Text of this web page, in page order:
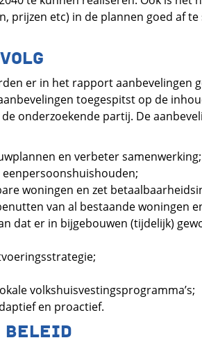
prijzen etc) in de plannen goed af
er in het rapport aanbevelingen
toegespitst op de
onderzoekende partij. De
en verbeter samenwerking;
woningen en zet
van al bestaande woningen
dat er in bijgebouwen (tijdelijk)
volkshuisvestingsprogramma’s;
en proactief.
BELEID